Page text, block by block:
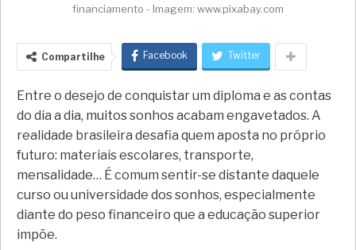
financiamento - Imagem: www.pixabay.com
Compartilhe Facebook Twitter
Entre o desejo de conquistar um diploma e as contas
do dia a dia, muitos sonhos acabam engavetados. A
realidade brasileira desafia quem aposta no próprio
futuro: materiais escolares, transporte,
mensalidade… É comum sentir-se distante daquele
curso ou universidade dos sonhos, especialmente
diante do peso financeiro que a educação superior
impõe.